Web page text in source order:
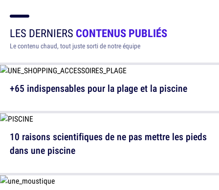
LES DERNIERS CONTENUS PUBLIÉS
Le contenu chaud, tout juste sorti de notre équipe
+65 indispensables pour la plage et la piscine
10 raisons scientifiques de ne pas mettre les pieds
dans une piscine